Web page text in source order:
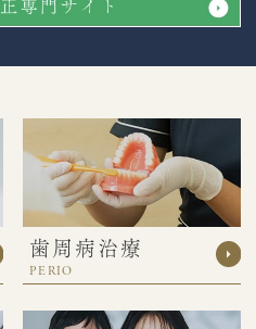
歯周病治療
PERIO